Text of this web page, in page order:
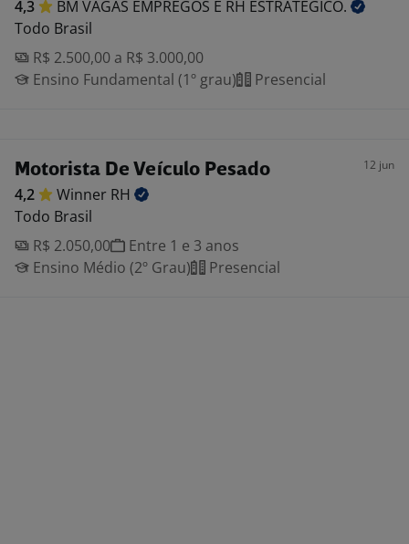
4,3 BM VAGAS EMPREGOS E RH ESTRATÉGICO.
Todo Brasil
R$ 2.500,00 a R$ 3.000,00
Ensino Fundamental (1º grau)
Presencial
Motorista De Veículo Pesado 12 jun
4,2 Winner RH
Todo Brasil
R$ 2.050,00
Entre 1 e 3 anos
Ensino Médio (2º Grau)
Presencial